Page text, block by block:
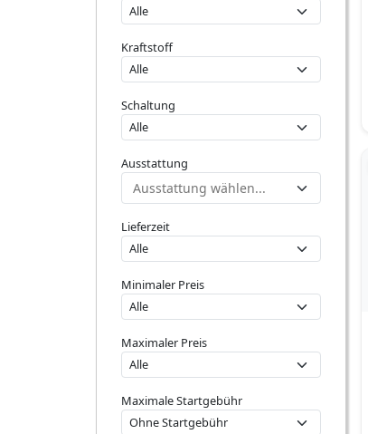
Kraftstoff
Schaltung
Ausstattung
Lieferzeit
Minimaler Preis
Maximaler Preis
Maximale Startgebühr